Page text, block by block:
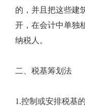
的，并且把这些建
开，在会计中单独
纳税人。
二、税基筹划法
1.控制或安排税基